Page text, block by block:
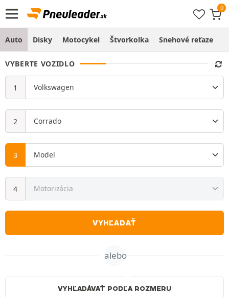
Auto Disky Motocykel Štvorkolka Snehové reťaze
VYBERTE VOZIDLO
VYHĽADAŤ
alebo
VYHĽADÁVAŤ PODĽA ROZMERU